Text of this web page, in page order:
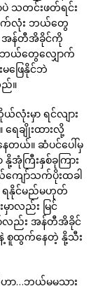
ပဲ သတင်းဖတ်ရင်း
နက်လုံး ဘယ်တွေ
အန်တီအိခိုင်ကို
ဘယ်တွေလျှောက်
ဖြေနိုင်ဘဲ
ည်။
းမှာ ရင်လျား
ေချိုးထားလို့
တယ်။ ဆံပင်ပေါ်မှ
အုံကြီးနှစ်ခုကြား
ျော်သက်ပိုးထခါ
ရနိုင်မည်မဟုတ်
ာလည်း မြင်
လည်း အန်တီအိခိုင်
နဲ့ စူထွက်နေတဲ့ နို့သီး
ဟာ…ဘယ်မှမသွား